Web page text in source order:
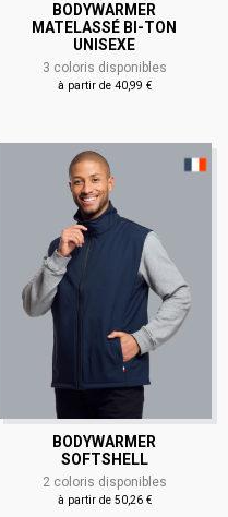
BODYWARMER
MATELASSÉ BI-TON
UNISEXE
3 coloris disponibles
à partir de 40,99 €
BODYWARMER
SOFTSHELL
2 coloris disponibles
à partir de 50,26 €